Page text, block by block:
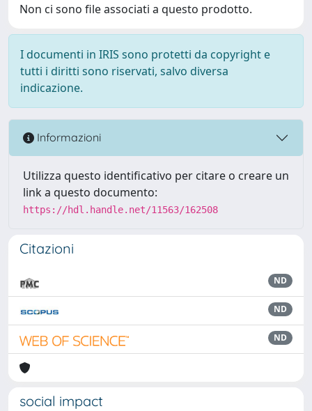
Non ci sono file associati a questo prodotto.
I documenti in IRIS sono protetti da copyright e
tutti i diritti sono riservati, salvo diversa
indicazione.
Informazioni
Utilizza questo identificativo per citare o creare un
link a questo documento:
https://hdl.handle.net/11563/162508
Citazioni
ND
ND
ND
social impact